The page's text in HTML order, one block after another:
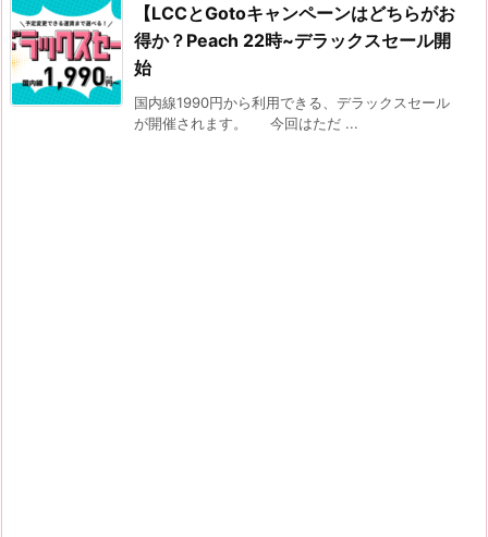
【LCCとGotoキャンペーンはどちらがお
得か？Peach 22時~デラックスセール開
始
国内線1990円から利用できる、デラックスセール
が開催されます。 今回はただ ...